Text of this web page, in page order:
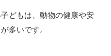
どもは、動物の健康や安
多いです。